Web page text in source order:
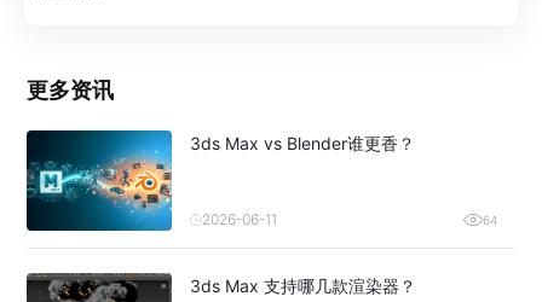
更多资讯
3ds Max vs Blender谁更香？
2026-06-11 64
3ds Max 支持哪几款渲染器？